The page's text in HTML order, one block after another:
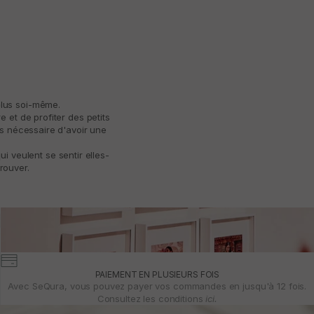
soi-même.
et de profiter des petits
nécessaire d'avoir une
veulent se sentir elles-
PAIEMENT EN PLUSIEURS FOIS
Avec SeQura, vous pouvez payer vos commandes en jusqu'à 12 fois.
Consultez les conditions ici.